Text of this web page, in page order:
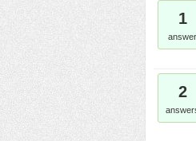
1
answer
2